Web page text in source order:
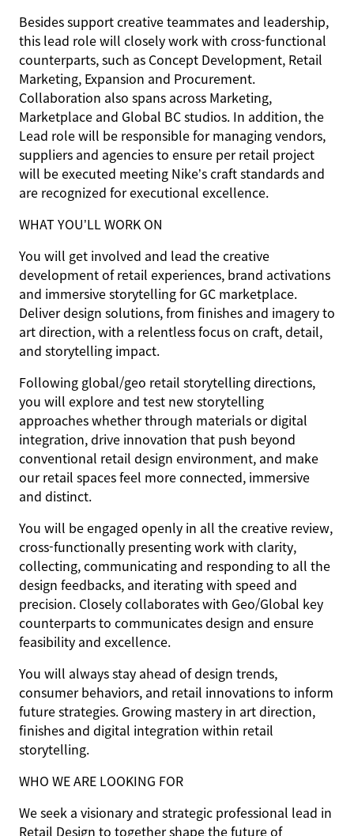
Besides support creative teammates and leadership,
this lead role will closely work with cross-functional
counterparts, such as Concept Development, Retail
Marketing, Expansion and Procurement.
Collaboration also spans across Marketing,
Marketplace and Global BC studios. In addition, the
Lead role will be responsible for managing vendors,
suppliers and agencies to ensure per retail project
will be executed meeting Nike’s craft standards and
are recognized for executional excellence.
WHAT YOU’LL WORK ON
You will get involved and lead the creative
development of retail experiences, brand activations
and immersive storytelling for GC marketplace.
Deliver design solutions, from finishes and imagery to
art direction, with a relentless focus on craft, detail,
and storytelling impact.
Following global/geo retail storytelling directions,
you will explore and test new storytelling
approaches whether through materials or digital
integration, drive innovation that push beyond
conventional retail design environment, and make
our retail spaces feel more connected, immersive
and distinct.
You will be engaged openly in all the creative review,
cross-functionally presenting work with clarity,
collecting, communicating and responding to all the
design feedbacks, and iterating with speed and
precision. Closely collaborates with Geo/Global key
counterparts to communicates design and ensure
feasibility and excellence.
You will always stay ahead of design trends,
consumer behaviors, and retail innovations to inform
future strategies. Growing mastery in art direction,
finishes and digital integration within retail
storytelling.
WHO WE ARE LOOKING FOR
We seek a visionary and strategic professional lead in
Retail Design to together shape the future of